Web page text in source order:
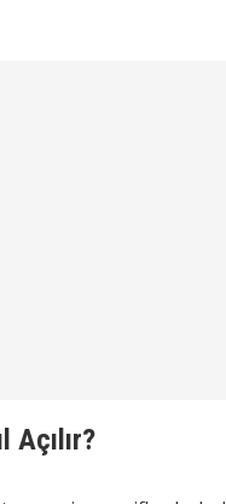
Açılır?